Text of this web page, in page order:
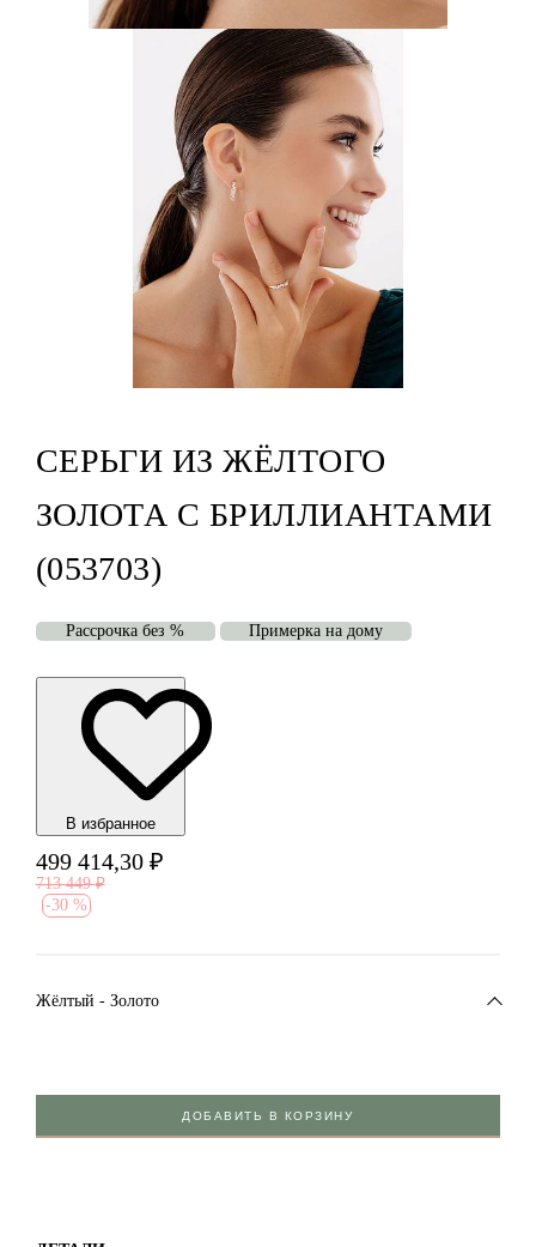
СЕРЬГИ ИЗ ЖЁЛТОГО
ЗОЛОТА С БРИЛЛИАНТАМИ
(053703)
Рассрочка без % Примерка на дому
В избранноe
499 414,30 ₽
713 449 ₽
-30 %
Жёлтый - Золото
ДОБАВИТЬ В КОРЗИНУ